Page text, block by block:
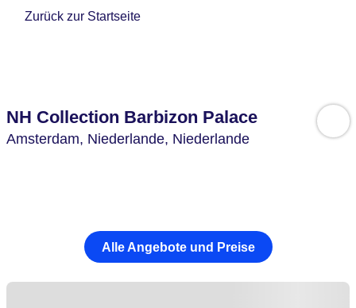
Zurück zur Startseite
NH Collection Barbizon Palace
Amsterdam, Niederlande, Niederlande
Alle Angebote und Preise